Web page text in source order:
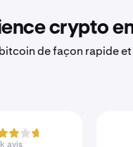
crypto
bitcoin de façon rapide
avis